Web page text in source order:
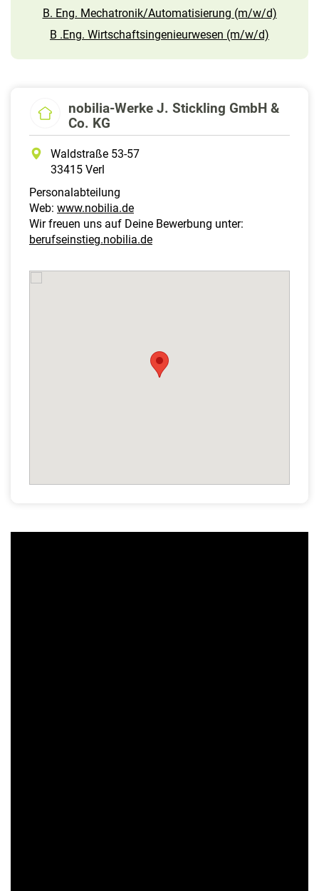
B. Eng. Mechatronik/Automatisierung (m/w/d)
B .Eng. Wirtschaftsingenieurwesen (m/w/d)
nobilia-Werke J. Stickling GmbH &
Co. KG
Waldstraße 53-57
33415 Verl
Personalabteilung
Web: www.nobilia.de
Wir freuen uns auf Deine Bewerbung unter:
berufseinstieg.nobilia.de